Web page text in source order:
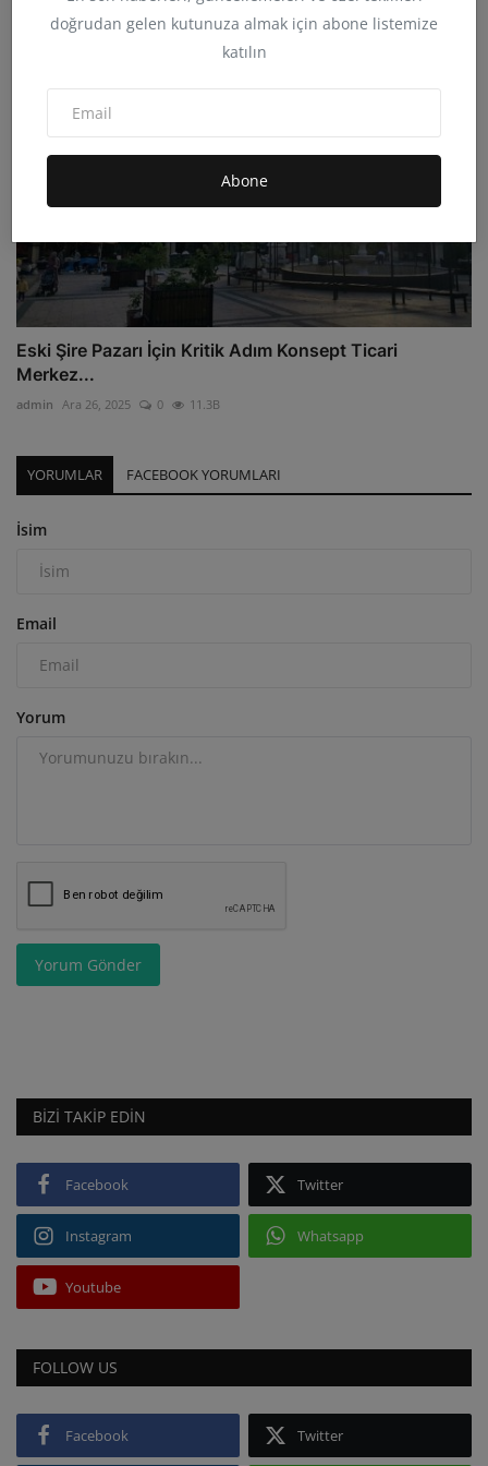
doğrudan gelen kutunuza almak için abone listemize
katılın
Abone
Eski Şire Pazarı İçin Kritik Adım Konsept Ticari
Merkez...
admin Ara 26, 2025 0 11.3B
YORUMLAR FACEBOOK YORUMLARI
İsim
Email
Yorum
Yorum Gönder
BIZI TAKIP EDIN
Facebook Twitter
Instagram Whatsapp
Youtube
FOLLOW US
Facebook Twitter